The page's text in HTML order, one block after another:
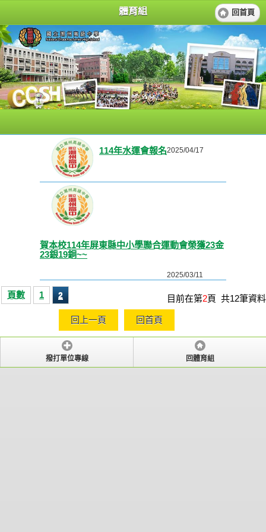
體育組 回首頁
114年水運會報名2025/04/17
賀本校114年屏東縣中小學聯合運動會榮獲23金
23銀19銅~~
2025/03/11
頁數 1 2 目前在第2頁 共12筆資料
回上一頁 回首頁
撥打單位專線 回體育組